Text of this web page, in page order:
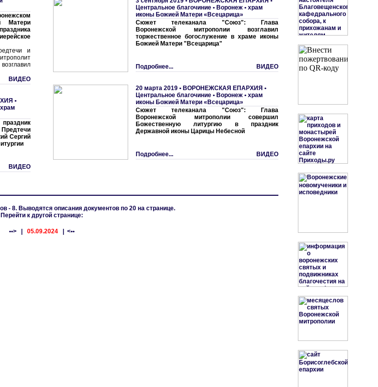
Матери
и
ВИДЕО
•
Сергий
ВИДЕО
Центральное благочиние • Воронеж • храм
иконы Божией Матери «Всецарица»
Сюжет телеканала "Союз": Глава
Воронежской митрополии возглавил
торжественное богослужение в храме иконы
Божией Матери "Всецарица"
Подробнее... ВИДЕО
20 марта 2019 • ВОРОНЕЖСКАЯ ЕПАРХИЯ •
Центральное благочиние • Воронеж • храм
иконы Божией Матери «Всецарица»
Сюжет телеканала "Союз": Глава
Воронежской митрополии совершил
Божественную литургию в праздник
Державной иконы Царицы Небесной
Подробнее... ВИДЕО
- 8. Выводятся описания документов по 20 на странице.
Перейти к другой странице:
••> 05.09.2024 | <••